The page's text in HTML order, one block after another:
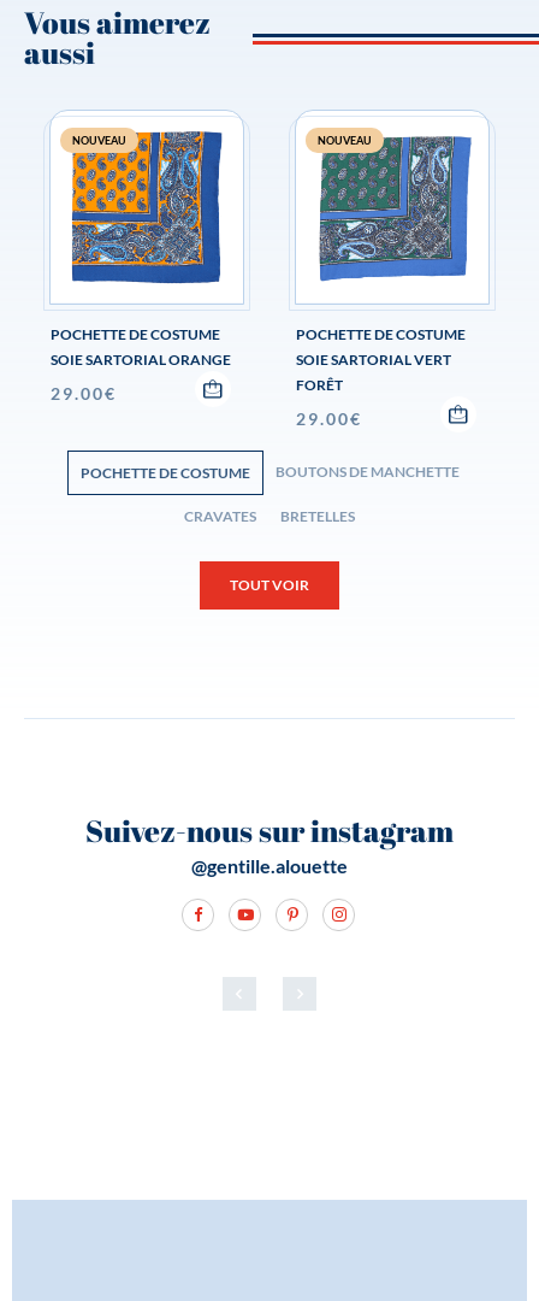
Vous aimerez
aussi
POCHETTE DE COSTUME BOUTONS DE MANCHETTE
CRAVATES BRETELLES
TOUT VOIR
NOUVEAU
POCHETTE DE COSTUME
SOIE SARTORIAL ORANGE
29.00€
NOUVEAU
POCHETTE DE COSTUME
SOIE SARTORIAL VERT
FORÊT
29.00€
Suivez-nous sur instagram
@gentille.alouette